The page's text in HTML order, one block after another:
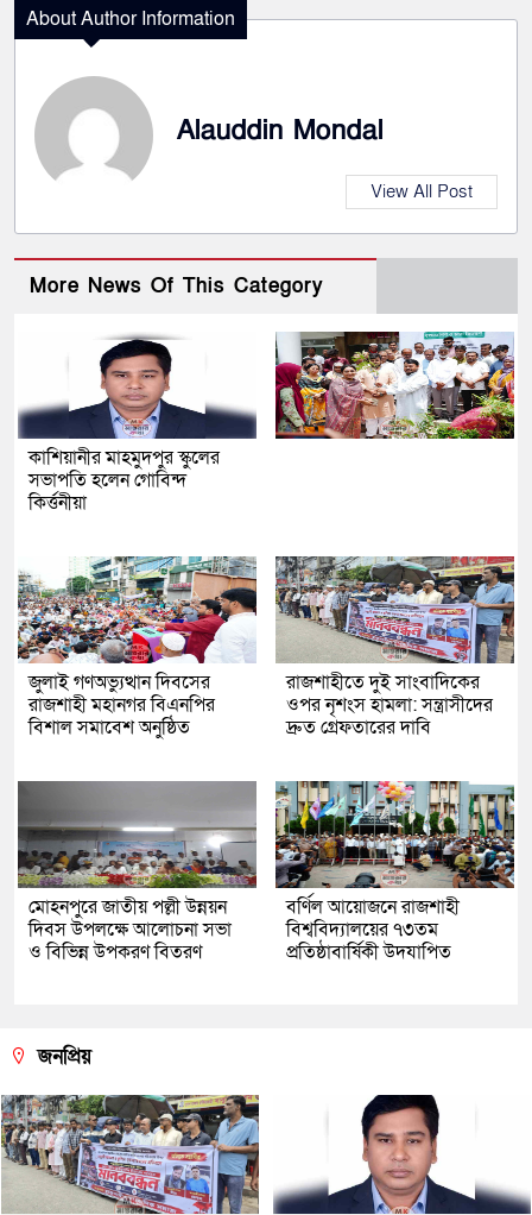
About Author Information
Alauddin Mondal
View All Post
More News Of This Category
কাশিয়ানীর মাহমুদপুর স্কুলের
সভাপতি হলেন গোবিন্দ
কির্ত্তনীয়া
জুলাই গণঅভ্যুত্থান দিবসের
রাজশাহী মহানগর বিএনপির
বিশাল সমাবেশ অনুষ্ঠিত
রাজশাহীতে দুই সাংবাদিকের
ওপর নৃশংস হামলা: সন্ত্রাসীদের
দ্রুত গ্রেফতারের দাবি
মোহনপুরে জাতীয় পল্লী উন্নয়ন
দিবস উপলক্ষে আলোচনা সভা
ও বিভিন্ন উপকরণ বিতরণ
বর্ণিল আয়োজনে রাজশাহী
বিশ্ববিদ্যালয়ের ৭৩তম
প্রতিষ্ঠাবার্ষিকী উদযাপিত
জনপ্রিয়